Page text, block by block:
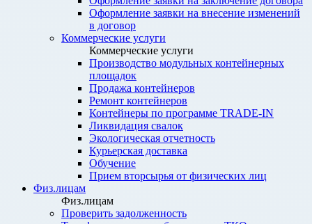
Оформление заявки на внесение изменений
в договор
Коммерческие услуги
Коммерческие услуги
Производство модульных контейнерных
площадок
Продажа контейнеров
Ремонт контейнеров
Контейнеры по программе TRADE-IN
Ликвидация свалок
Экологическая отчетность
Курьерская доставка
Обучение
Прием вторсырья от физических лиц
Физ.лицам
Физ.лицам
Проверить задолженность